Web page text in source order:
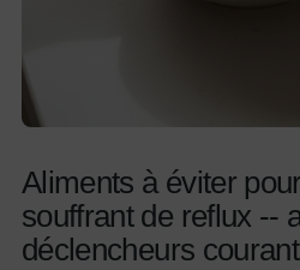
Aliments à éviter
souffrant de reflux --
déclencheurs